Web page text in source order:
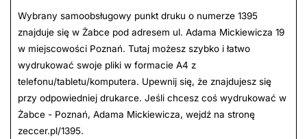
Wybrany samoobsługowy punkt druku o numerze 1395
znajduje się w Żabce pod adresem ul. Adama Mickiewicza 19
w miejscowości Poznań. Tutaj możesz szybko i łatwo
wydrukować swoje pliki w formacie A4 z
telefonu/tabletu/komputera. Upewnij się, że znajdujesz się
przy odpowiedniej drukarce. Jeśli chcesz coś wydrukować w
Żabce - Poznań, Adama Mickiewicza, wejdź na stronę
zeccer.pl/1395.